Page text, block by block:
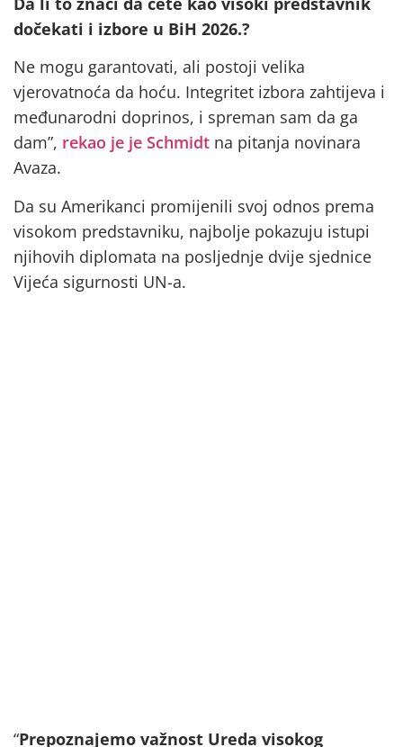
dočekati i izbore u BiH 2026.?
Ne mogu garantovati, ali postoji velika
vjerovatnoća da hoću. Integritet izbora zahtijeva i
međunarodni doprinos, i spreman sam da ga
dam”, rekao je je Schmidt na pitanja novinara
Avaza.
Da su Amerikanci promijenili svoj odnos prema
visokom predstavniku, najbolje pokazuju istupi
njihovih diplomata na posljednje dvije sjednice
Vijeća sigurnosti UN-a.
“Prepoznajemo važnost Ureda visokog